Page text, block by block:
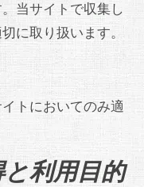
当サイトで収集し
に取り扱います。
トにおいてのみ適
利用目的